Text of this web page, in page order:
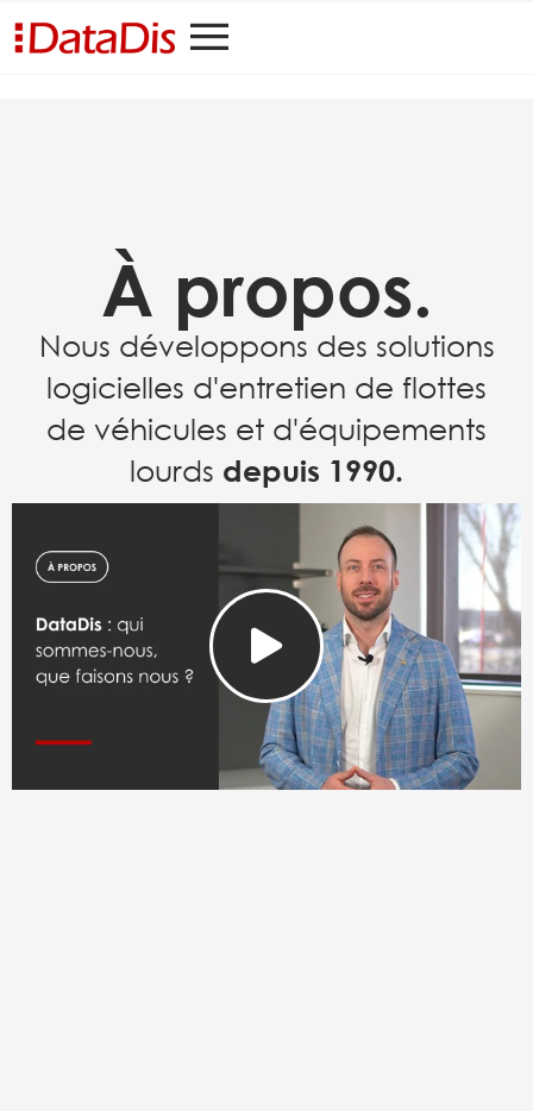
À propos.
Nous développons des solutions
logicielles d'entretien de flottes
de véhicules et d'équipements
lourds depuis 1990.